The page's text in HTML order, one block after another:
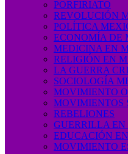
PORFIRIATO
REVOLUCIÓN
POLÍTICA
ECONOMÍA DE
MEDICINA EN
RELIGIÓN EN
LA GUERRA
SOCIOLOGÍA
MOVIMIENTO
MOVIMIENTOS
REBELIONES
GUERRILLA EN
EDUCACIÓN
MOVIMIENTO